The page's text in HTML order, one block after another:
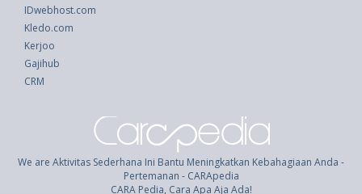
IDwebhost.com
Kledo.com
Kerjoo
Gajihub
CRM
We are Aktivitas Sederhana Ini Bantu Meningkatkan Kebahagiaan Anda -
Pertemanan - CARApedia
CARA Pedia, Cara Apa Aja Ada!